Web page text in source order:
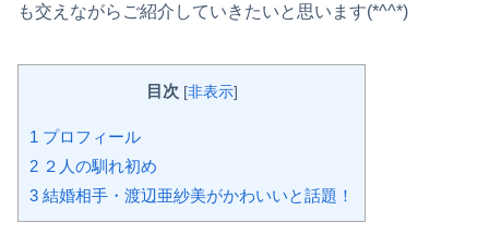
も交えながらご紹介していきたいと思います(*^^*)
目次 [非表示]
1 プロフィール
2 ２人の馴れ初め
3 結婚相手・渡辺亜紗美がかわいいと話題！